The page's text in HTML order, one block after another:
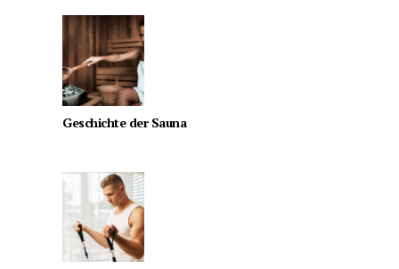
Geschichte der Sauna